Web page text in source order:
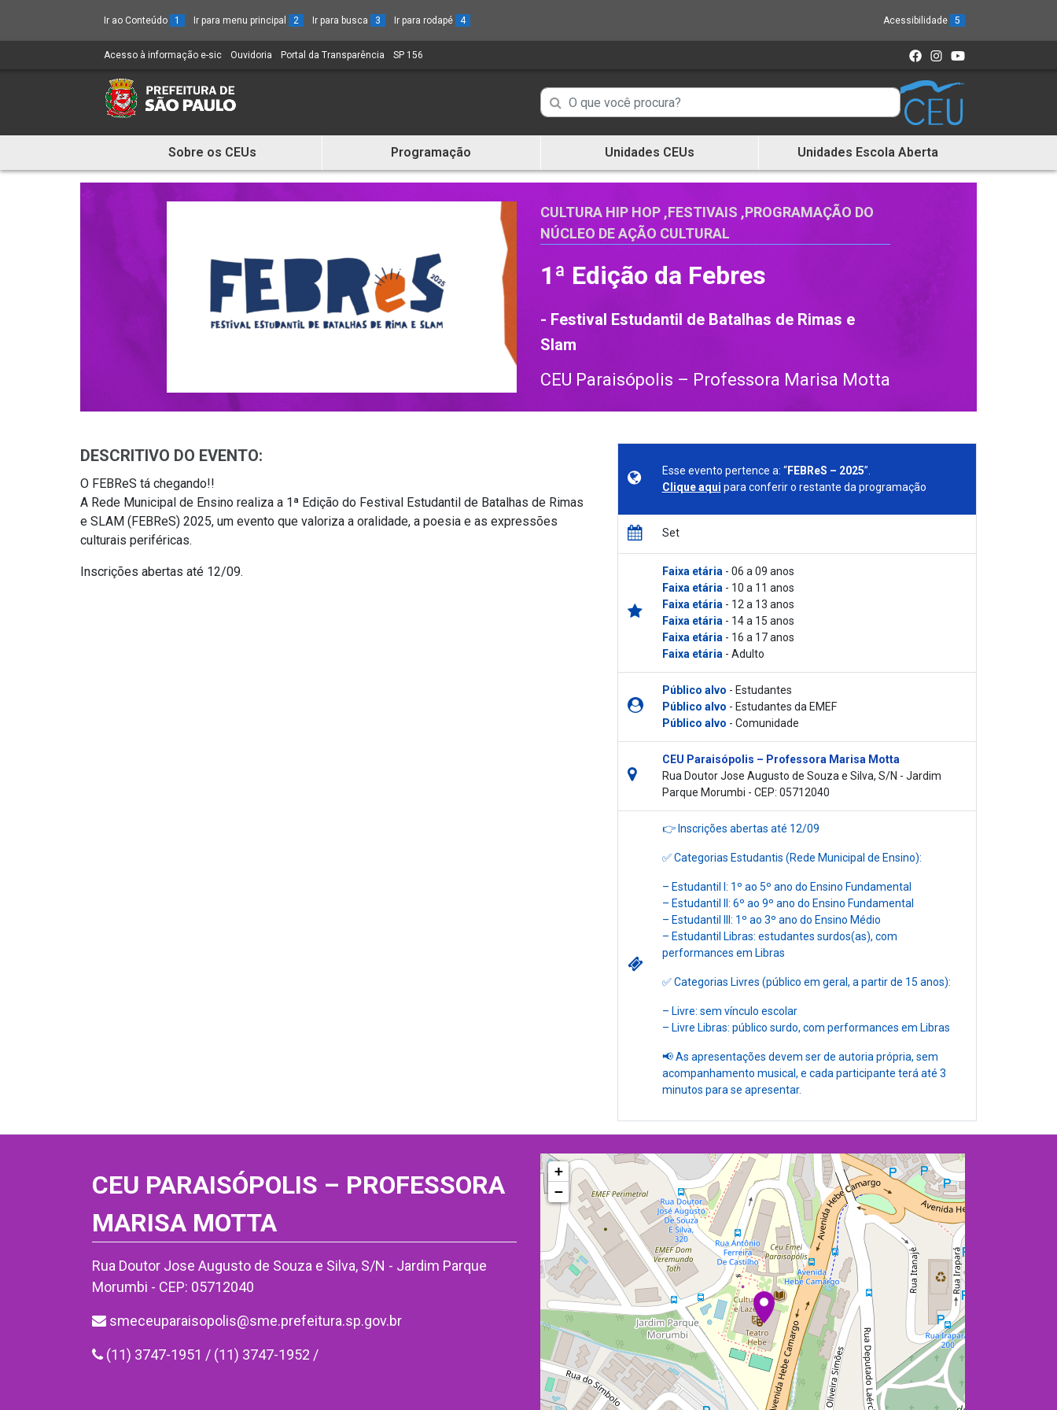
Ir ao Conteúdo 1 Ir para menu principal 2 Ir para busca 3 Ir para rodapé 4 Acessibilidade 5
Acesso à informação e-sic (Link
um
novo
Ouvidoria (Link
Portal da Transparência (Link
SP 156
Campo
de
de
informações
Campo
de
Busca
informações
e
Sobre os CEUs Programação Unidades CEUs Unidades Escola Aberta
CULTURA HIP HOP ,FESTIVAIS ,PROGRAMAÇÃO DO
NÚCLEO DE AÇÃO CULTURAL
1ª Edição da Febres
- Festival Estudantil de Batalhas de Rimas e
Slam
CEU Paraisópolis – Professora Marisa Motta
DESCRITIVO DO EVENTO:
O FEBReS tá chegando!!
A Rede Municipal de Ensino realiza a 1ª Edição do Festival Estudantil de Batalhas de Rimas
e SLAM (FEBReS) 2025, um evento que valoriza a oralidade, a poesia e as expressões
culturais periféricas.
Inscrições abertas até 12/09.
Esse evento pertence a: “FEBReS – 2025”.
Clique aqui para conferir o restante da programação
Set
Faixa etária- 06 a 09 anos
Faixa etária- 10 a 11 anos
Faixa etária- 12 a 13 anos
Faixa etária- 14 a 15 anos
Faixa etária- 16 a 17 anos
Faixa etária- Adulto
Público alvo - Estudantes
Público alvo - Estudantes da EMEF
Público alvo - Comunidade
CEU Paraisópolis – Professora Marisa Motta
Rua Doutor Jose Augusto de Souza e Silva, S/N - Jardim
Parque Morumbi - CEP: 05712040
👉 Inscrições abertas até 12/09
✅ Categorias Estudantis (Rede Municipal de Ensino):
– Estudantil I: 1º ao 5º ano do Ensino Fundamental
– Estudantil II: 6º ao 9º ano do Ensino Fundamental
– Estudantil III: 1º ao 3º ano do Ensino Médio
– Estudantil Libras: estudantes surdos(as), com
performances em Libras
✅ Categorias Livres (público em geral, a partir de 15 anos):
– Livre: sem vínculo escolar
– Livre Libras: público surdo, com performances em Libras
📢 As apresentações devem ser de autoria própria, sem
acompanhamento musical, e cada participante terá até 3
minutos para se apresentar.
CEU PARAISÓPOLIS – PROFESSORA
MARISA MOTTA
Rua Doutor Jose Augusto de Souza e Silva, S/N - Jardim Parque
Morumbi - CEP: 05712040
smeceuparaisopolis@sme.prefeitura.sp.gov.br
(11) 3747-1951 / (11) 3747-1952 /
+
−